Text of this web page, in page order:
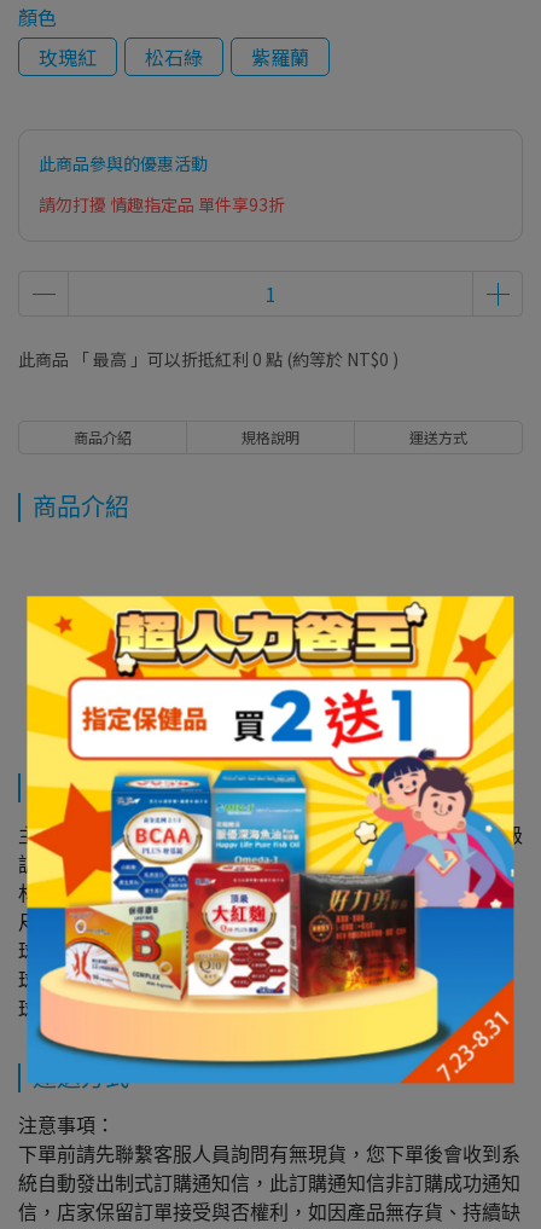
顏色
玫瑰紅
松石綠 紫羅蘭
此商品參與的優惠活動
請勿打擾 情趣指定品 單件享93折
此商品 「 最高 」可以折抵紅利 0 點 (約等於 NT$0 )
商品介紹 規格說明 運送方式
商品介紹
規格說明
主商品：美國SVAKOM NOVA 諾娃 凱格爾運動三部曲 頂級
訓練聰明球
材質：矽膠
尺寸：
球1(單球)49g：3.6cm;
球2(雙球)75g：3.2cm;
球3(雙球)95g：長度約2.8cm
運送方式
注意事項：
下單前請先聯繫客服人員詢問有無現貨，您下單後會收到系
統自動發出制式訂購通知信，此訂購通知信非訂購成功通知
信，店家保留訂單接受與否權利，如因產品無存貨、持續缺